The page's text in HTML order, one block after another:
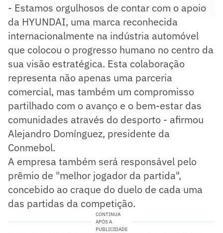
- Estamos orgulhosos de contar com o apoio
da HYUNDAI, uma marca reconhecida
internacionalmente na indústria automóvel
que colocou o progresso humano no centro da
sua visão estratégica. Esta colaboração
representa não apenas uma parceria
comercial, mas também um compromisso
partilhado com o avanço e o bem-estar das
comunidades através do desporto - afirmou
Alejandro Domínguez, presidente da
Conmebol.
A empresa também será responsável pelo
prêmio de "melhor jogador da partida",
concebido ao craque do duelo de cada uma
das partidas da competição.
CONTINUA
APÓS A
PUBLICIDADE